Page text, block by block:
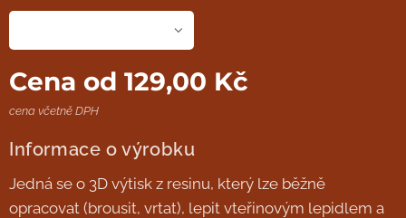
Cena od 129,00 Kč
cena včetně DPH
Informace o výrobku
Jedná se o 3D výtisk z resinu, který lze běžně
opracovat (brousit, vrtat), lepit vteřinovým lepidlem a